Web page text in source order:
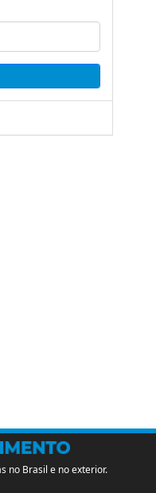
no Brasil e no exterior.